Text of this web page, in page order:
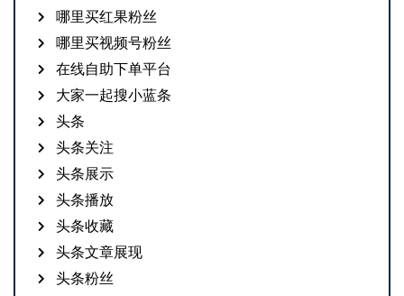
哪里买红果粉丝
哪里买视频号粉丝
在线自助下单平台
大家一起搜小蓝条
头条
头条关注
头条展示
头条播放
头条收藏
头条文章展现
头条粉丝